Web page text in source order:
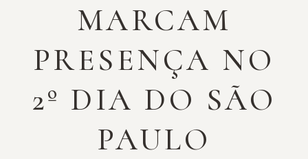
MARCAM
PRESENÇA NO
2º DIA DO SÃO
PAULO